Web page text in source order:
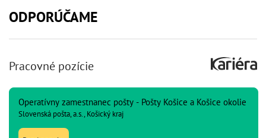
ODPORÚČAME
Pracovné pozície
Operatívny zamestnanec pošty - Pošty Košice a Košice okolie
Slovenská pošta, a.s., Košický kraj